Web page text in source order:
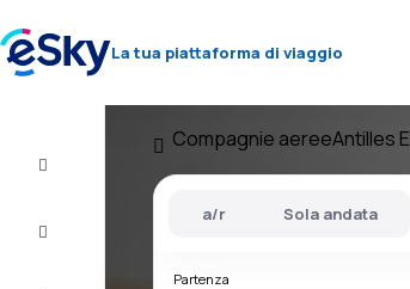
La tua piattaforma di viaggio
Compagnie aereeAntilles
a/r Sola andata
Partenza